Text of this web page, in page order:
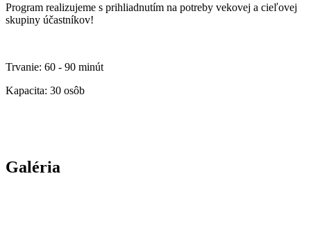
Program realizujeme s prihliadnutím na potreby vekovej a cieľovej
skupiny účastníkov!
Trvanie: 60 - 90 minút
Kapacita: 30 osôb
Galéria